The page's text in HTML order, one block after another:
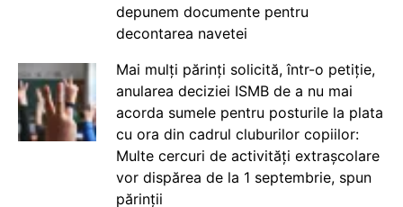
depunem documente pentru
decontarea navetei
Mai mulți părinți solicită, într-o petiție,
anularea deciziei ISMB de a nu mai
acorda sumele pentru posturile la plata
cu ora din cadrul cluburilor copiilor:
Multe cercuri de activități extrașcolare
vor dispărea de la 1 septembrie, spun
părinții